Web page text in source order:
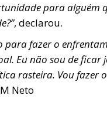
para alguém
, declarou.
para fazer o
Eu não sou de ficar
rasteira. Vou fazer
Neto